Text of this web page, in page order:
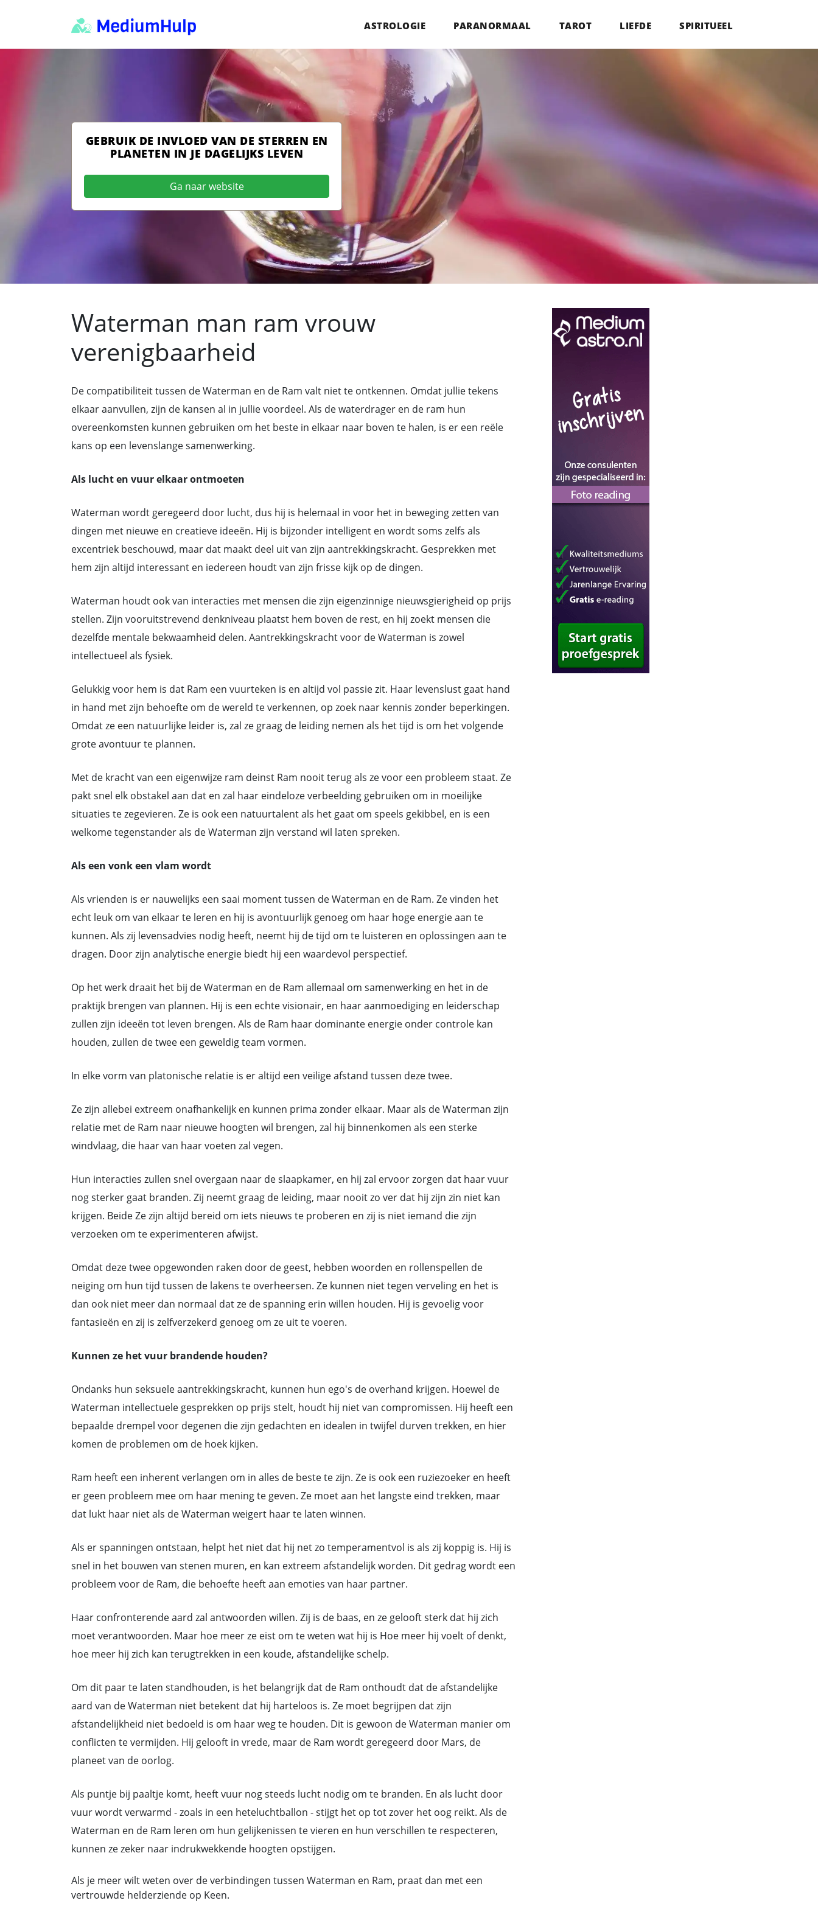
ASTROLOGIE PARANORMAAL TAROT LIEFDE SPIRITUEEL
GEBRUIK DE INVLOED VAN DE STERREN EN
PLANETEN IN JE DAGELIJKS LEVEN
Ga naar website
Waterman man ram vrouw
verenigbaarheid
De compatibiliteit tussen de Waterman en de Ram valt niet te ontkennen. Omdat jullie tekens
elkaar aanvullen, zijn de kansen al in jullie voordeel. Als de waterdrager en de ram hun
overeenkomsten kunnen gebruiken om het beste in elkaar naar boven te halen, is er een reële
kans op een levenslange samenwerking.
Als lucht en vuur elkaar ontmoeten
Waterman wordt geregeerd door lucht, dus hij is helemaal in voor het in beweging zetten van
dingen met nieuwe en creatieve ideeën. Hij is bijzonder intelligent en wordt soms zelfs als
excentriek beschouwd, maar dat maakt deel uit van zijn aantrekkingskracht. Gesprekken met
hem zijn altijd interessant en iedereen houdt van zijn frisse kijk op de dingen.
Waterman houdt ook van interacties met mensen die zijn eigenzinnige nieuwsgierigheid op prijs
stellen. Zijn vooruitstrevend denkniveau plaatst hem boven de rest, en hij zoekt mensen die
dezelfde mentale bekwaamheid delen. Aantrekkingskracht voor de Waterman is zowel
intellectueel als fysiek.
Gelukkig voor hem is dat Ram een vuurteken is en altijd vol passie zit. Haar levenslust gaat hand
in hand met zijn behoefte om de wereld te verkennen, op zoek naar kennis zonder beperkingen.
Omdat ze een natuurlijke leider is, zal ze graag de leiding nemen als het tijd is om het volgende
grote avontuur te plannen.
Met de kracht van een eigenwijze ram deinst Ram nooit terug als ze voor een probleem staat. Ze
pakt snel elk obstakel aan dat en zal haar eindeloze verbeelding gebruiken om in moeilijke
situaties te zegevieren. Ze is ook een natuurtalent als het gaat om speels gekibbel, en is een
welkome tegenstander als de Waterman zijn verstand wil laten spreken.
Als een vonk een vlam wordt
Als vrienden is er nauwelijks een saai moment tussen de Waterman en de Ram. Ze vinden het
echt leuk om van elkaar te leren en hij is avontuurlijk genoeg om haar hoge energie aan te
kunnen. Als zij levensadvies nodig heeft, neemt hij de tijd om te luisteren en oplossingen aan te
dragen. Door zijn analytische energie biedt hij een waardevol perspectief.
Op het werk draait het bij de Waterman en de Ram allemaal om samenwerking en het in de
praktijk brengen van plannen. Hij is een echte visionair, en haar aanmoediging en leiderschap
zullen zijn ideeën tot leven brengen. Als de Ram haar dominante energie onder controle kan
houden, zullen de twee een geweldig team vormen.
In elke vorm van platonische relatie is er altijd een veilige afstand tussen deze twee.
Ze zijn allebei extreem onafhankelijk en kunnen prima zonder elkaar. Maar als de Waterman zijn
relatie met de Ram naar nieuwe hoogten wil brengen, zal hij binnenkomen als een sterke
windvlaag, die haar van haar voeten zal vegen.
Hun interacties zullen snel overgaan naar de slaapkamer, en hij zal ervoor zorgen dat haar vuur
nog sterker gaat branden. Zij neemt graag de leiding, maar nooit zo ver dat hij zijn zin niet kan
krijgen. Beide Ze zijn altijd bereid om iets nieuws te proberen en zij is niet iemand die zijn
verzoeken om te experimenteren afwijst.
Omdat deze twee opgewonden raken door de geest, hebben woorden en rollenspellen de
neiging om hun tijd tussen de lakens te overheersen. Ze kunnen niet tegen verveling en het is
dan ook niet meer dan normaal dat ze de spanning erin willen houden. Hij is gevoelig voor
fantasieën en zij is zelfverzekerd genoeg om ze uit te voeren.
Kunnen ze het vuur brandende houden?
Ondanks hun seksuele aantrekkingskracht, kunnen hun ego's de overhand krijgen. Hoewel de
Waterman intellectuele gesprekken op prijs stelt, houdt hij niet van compromissen. Hij heeft een
bepaalde drempel voor degenen die zijn gedachten en idealen in twijfel durven trekken, en hier
komen de problemen om de hoek kijken.
Ram heeft een inherent verlangen om in alles de beste te zijn. Ze is ook een ruziezoeker en heeft
er geen probleem mee om haar mening te geven. Ze moet aan het langste eind trekken, maar
dat lukt haar niet als de Waterman weigert haar te laten winnen.
Als er spanningen ontstaan, helpt het niet dat hij net zo temperamentvol is als zij koppig is. Hij is
snel in het bouwen van stenen muren, en kan extreem afstandelijk worden. Dit gedrag wordt een
probleem voor de Ram, die behoefte heeft aan emoties van haar partner.
Haar confronterende aard zal antwoorden willen. Zij is de baas, en ze gelooft sterk dat hij zich
moet verantwoorden. Maar hoe meer ze eist om te weten wat hij is Hoe meer hij voelt of denkt,
hoe meer hij zich kan terugtrekken in een koude, afstandelijke schelp.
Om dit paar te laten standhouden, is het belangrijk dat de Ram onthoudt dat de afstandelijke
aard van de Waterman niet betekent dat hij harteloos is. Ze moet begrijpen dat zijn
afstandelijkheid niet bedoeld is om haar weg te houden. Dit is gewoon de Waterman manier om
conflicten te vermijden. Hij gelooft in vrede, maar de Ram wordt geregeerd door Mars, de
planeet van de oorlog.
Als puntje bij paaltje komt, heeft vuur nog steeds lucht nodig om te branden. En als lucht door
vuur wordt verwarmd - zoals in een heteluchtballon - stijgt het op tot zover het oog reikt. Als de
Waterman en de Ram leren om hun gelijkenissen te vieren en hun verschillen te respecteren,
kunnen ze zeker naar indrukwekkende hoogten opstijgen.
Als je meer wilt weten over de verbindingen tussen Waterman en Ram, praat dan met een
vertrouwde helderziende op Keen.